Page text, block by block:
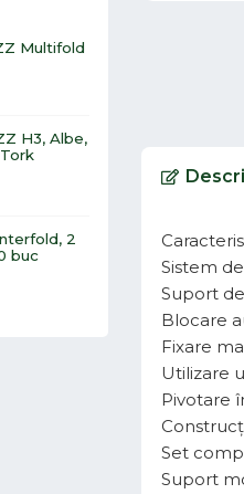
Multifold
H3, Albe,
2
buc
Sistem
Suport
Blocare
Fixare
Utilizare
Pivotare
Set
Suport